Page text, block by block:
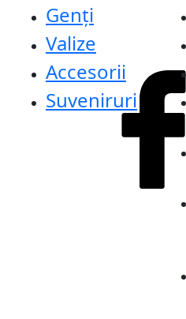
Genți
Valize
Accesorii
Suveniruri